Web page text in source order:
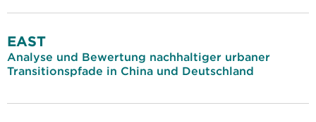
EAST
Analyse und Bewertung nachhaltiger urbaner
Transitionspfade in China und Deutschland